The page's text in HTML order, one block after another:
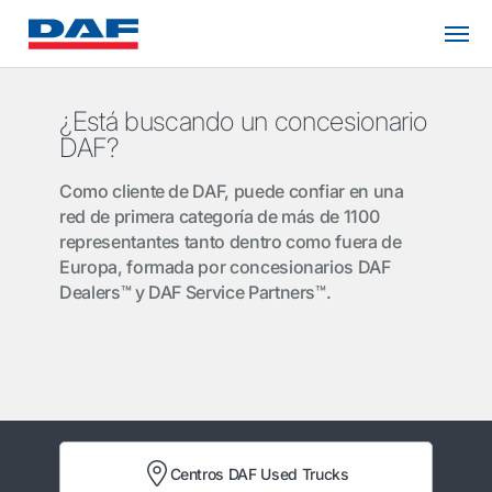
¿Está buscando un concesionario
DAF?
Como cliente de DAF, puede confiar en una
red de primera categoría de más de 1100
representantes tanto dentro como fuera de
Europa, formada por concesionarios DAF
Dealers™ y DAF Service Partners™.
Centros DAF Used Trucks